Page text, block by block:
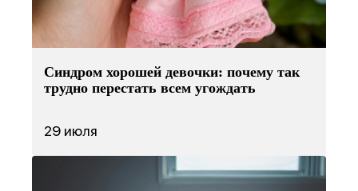
Синдром хорошей девочки: почему так
трудно перестать всем угождать
29 июля